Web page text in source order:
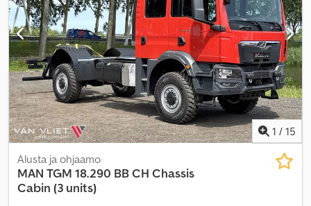
1 / 15
Alusta ja ohjaamo
MAN TGM 18.290 BB CH Chassis
Cabin (3 units)